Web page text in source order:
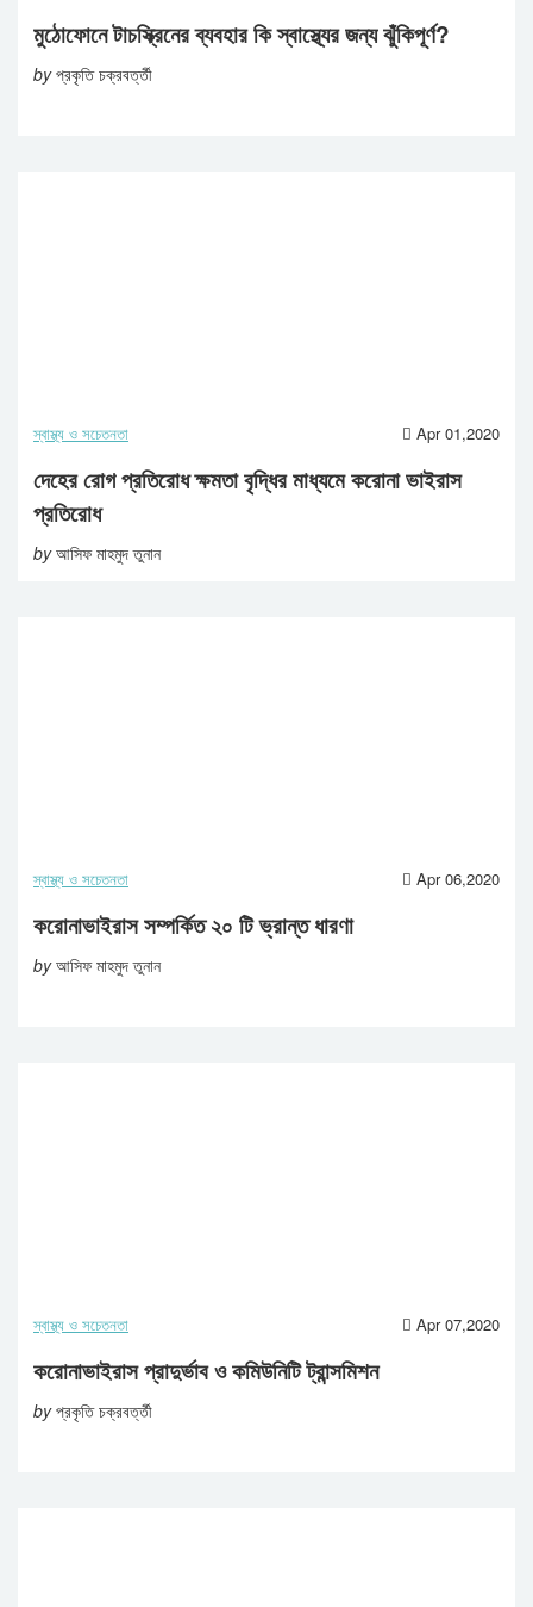
মুঠোফোনে টাচস্ক্রিনের ব্যবহার কি স্বাস্থ্যের জন্য ঝুঁকিপূর্ণ?
byপ্রকৃতি চক্রবর্ত্তী
স্বাস্থ্য ও সচেতনতা Apr 01,2020
দেহের রোগ প্রতিরোধ ক্ষমতা বৃদ্ধির মাধ্যমে করোনা ভাইরাস
প্রতিরোধ
byআসিফ মাহমুদ তুনান
স্বাস্থ্য ও সচেতনতা Apr 06,2020
করোনাভাইরাস সম্পর্কিত ২০ টি ভ্রান্ত ধারণা
byআসিফ মাহমুদ তুনান
স্বাস্থ্য ও সচেতনতা Apr 07,2020
করোনাভাইরাস প্রাদুর্ভাব ও কমিউনিটি ট্রান্সমিশন
byপ্রকৃতি চক্রবর্ত্তী